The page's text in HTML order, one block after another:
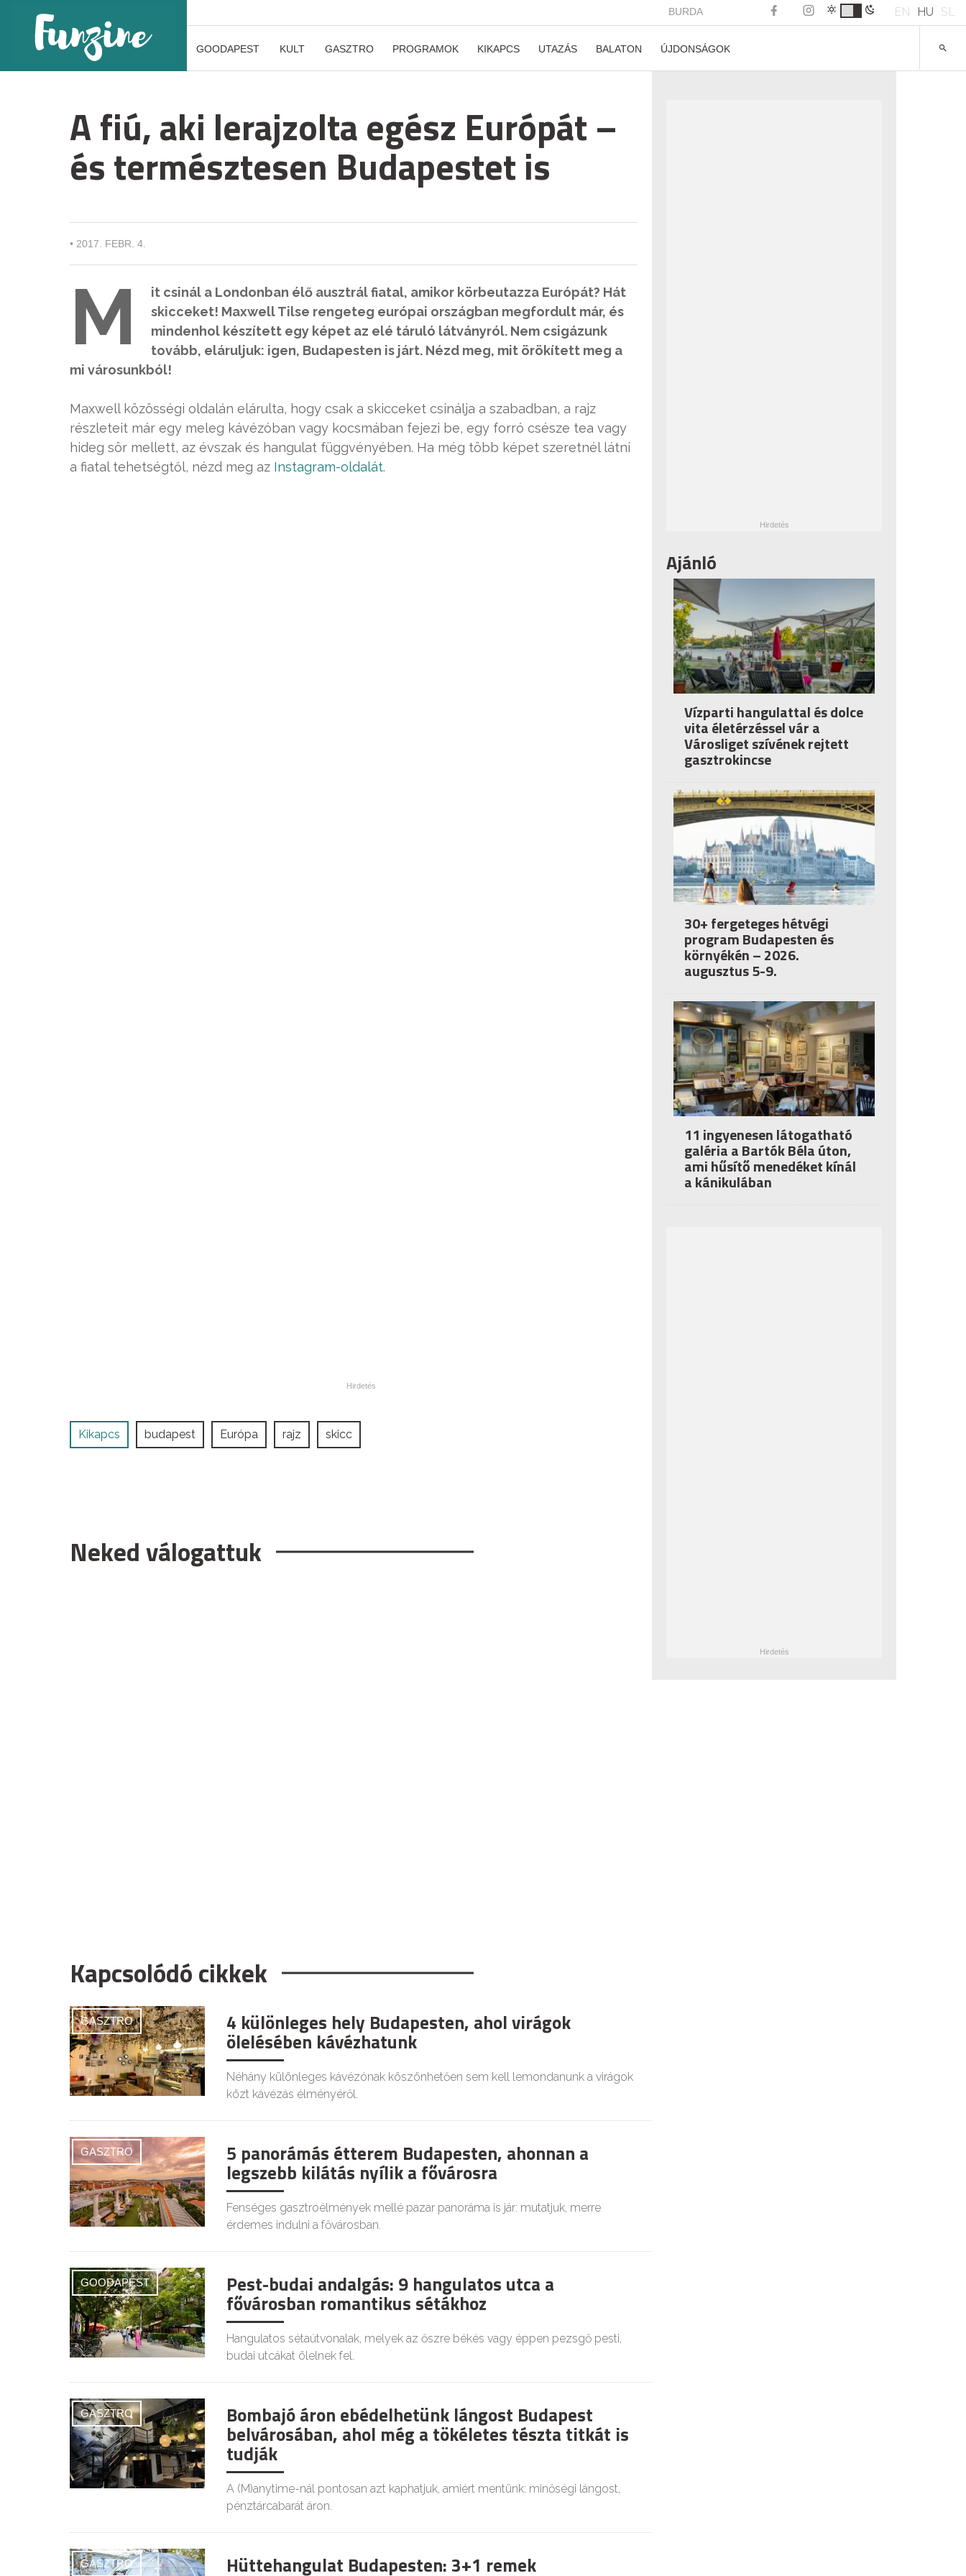
BURDA EN HU SL
GOODAPEST KULT GASZTRO PROGRAMOK KIKAPCS UTAZÁS BALATON ÚJDONSÁGOK
A fiú, aki lerajzolta egész Európát –
és természtesen Budapestet is
• 2017. FEBR. 4.
M
it csinál a Londonban élő ausztrál fiatal, amikor körbeutazza Európát? Hát
skicceket! Maxwell Tilse rengeteg európai országban megfordult már, és
mindenhol készített egy képet az elé táruló látványról. Nem csigázunk
tovább, eláruljuk: igen, Budapesten is járt. Nézd meg, mit örökített meg a
mi városunkból!
Maxwell közösségi oldalán elárulta, hogy csak a skicceket csinálja a szabadban, a rajz
részleteit már egy meleg kávézóban vagy kocsmában fejezi be, egy forró csésze tea vagy
hideg sör mellett, az évszak és hangulat függvényében. Ha még több képet szeretnél látni
a fiatal tehetségtől, nézd meg az Instagram-oldalát.
Kikapcs budapest Európa rajz skicc
Neked válogattuk
Kapcsolódó cikkek
GASZTRO 4 különleges hely Budapesten, ahol virágok
ölelésében kávézhatunk
Néhány különleges kávézónak köszönhetően sem kell lemondanunk a virágok
közt kávézás élményéről.
GASZTRO 5 panorámás étterem Budapesten, ahonnan a
legszebb kilátás nyílik a fővárosra
Fenséges gasztroélmények mellé pazar panoráma is jár: mutatjuk, merre
érdemes indulni a fővárosban.
GOODAPEST Pest-budai andalgás: 9 hangulatos utca a
fővárosban romantikus sétákhoz
Hangulatos sétaútvonalak, melyek az őszre békés vagy éppen pezsgő pesti,
budai utcákat ölelnek fel.
GASZTRO Bombajó áron ebédelhetünk lángost Budapest
belvárosában, ahol még a tökéletes tészta titkát is
tudják
A (M)anytime-nál pontosan azt kaphatjuk, amiért mentünk: minőségi lángost,
pénztárcabarát áron.
GASZTRO Hüttehangulat Budapesten: 3+1 remek
Ajánló
Vízparti hangulattal és dolce
vita életérzéssel vár a
Városliget szívének rejtett
gasztrokincse
30+ fergeteges hétvégi
program Budapesten és
környékén – 2026.
augusztus 5-9.
11 ingyenesen látogatható
galéria a Bartók Béla úton,
ami hűsítő menedéket kínál
a kánikulában